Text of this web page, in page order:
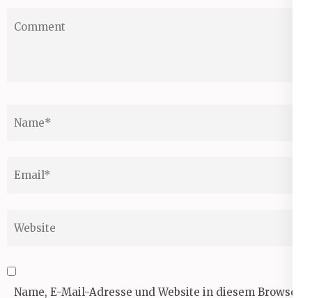
Name, E-Mail-Adresse und Website in diesem Browser